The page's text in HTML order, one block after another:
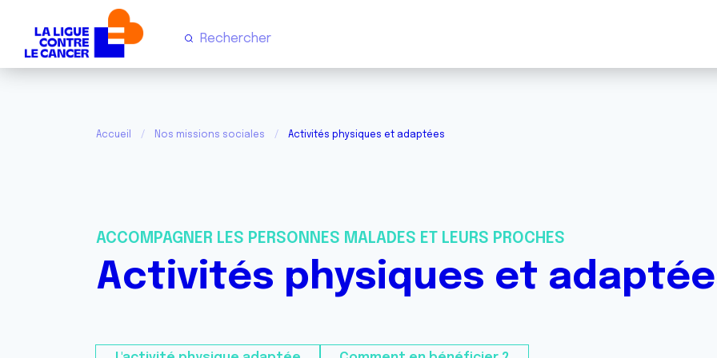
Accueil Nos missions sociales Activités physiques et adaptées
ACCOMPAGNER LES PERSONNES MALADES ET LEURS PROCHES
Activités physiques et